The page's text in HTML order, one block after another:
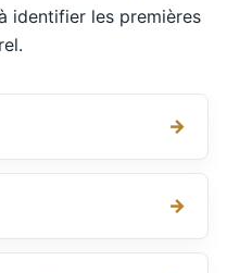
identifier les premières